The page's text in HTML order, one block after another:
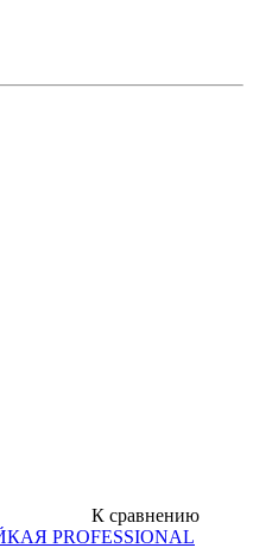
К сравнению